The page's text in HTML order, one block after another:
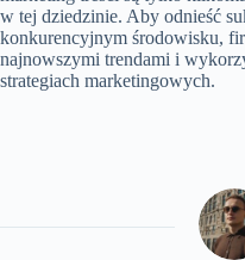
w tej dziedzinie. Aby odnieść
konkurencyjnym środowisku,
najnowszymi trendami i
strategiach marketingowych.